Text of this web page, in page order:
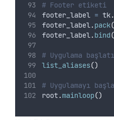
# Footer etiketi
footer_label = tk.
footer_label.pack(
footer_label.bind(
# Uygulama
list_aliases()
# Uygulamayı
root.mainloop()